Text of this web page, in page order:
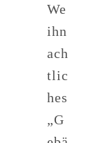
We
ihn
ach
tlic
hes
„G